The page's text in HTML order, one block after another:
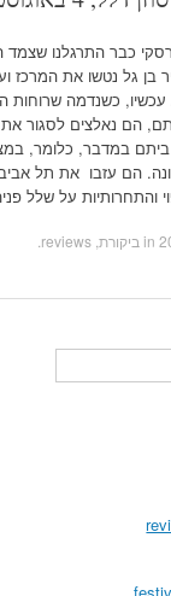
כבר התרגלנו שצמד
בן גל נטשו את המרכז
עכשיו, כשנדמה שרוחות
הם נאלצים לסגור
במדבר, כלומר,
הם עזבו את תל
והתחרותיות על שלל
in ביקורת, reviews